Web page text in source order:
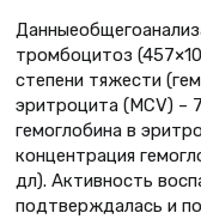
тромбоцитоз
степени тяжести
эритроцита (MCV) –
гемоглобина в
концентрация
дл). Активность
подтверждалась и